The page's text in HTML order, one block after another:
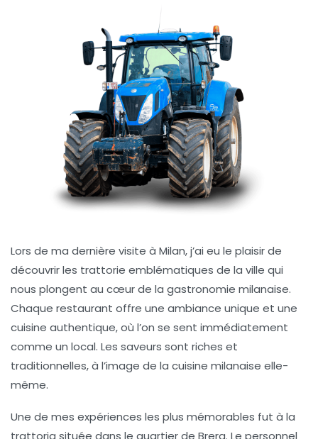
Lors de ma dernière visite à Milan, j’ai eu le plaisir de
découvrir les trattorie emblématiques de la ville qui
nous plongent au cœur de la gastronomie milanaise.
Chaque restaurant offre une ambiance unique et une
cuisine authentique, où l’on se sent immédiatement
comme un local. Les saveurs sont riches et
traditionnelles, à l’image de la cuisine milanaise elle-
même.
Une de mes expériences les plus mémorables fut à la
trattoria située dans le quartier de Brera. Le personnel